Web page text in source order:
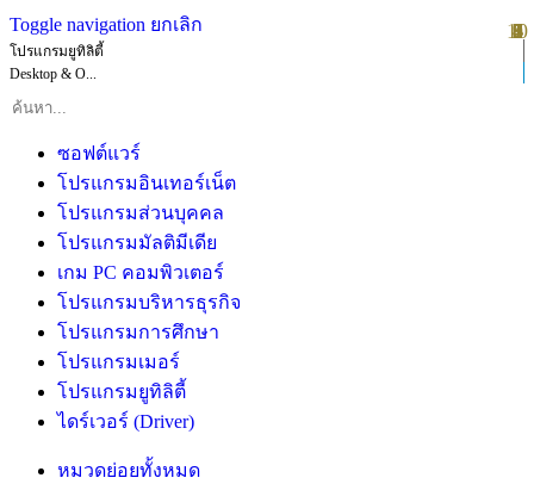
Toggle navigation ยกเลิก
โปรแกรมยูทิลิตี้
Desktop & O...
ซอฟต์แวร์
โปรแกรมอินเทอร์เน็ต
โปรแกรมส่วนบุคคล
โปรแกรมมัลติมีเดีย
เกม PC คอมพิวเตอร์
โปรแกรมบริหารธุรกิจ
โปรแกรมการศึกษา
โปรแกรมเมอร์
โปรแกรมยูทิลิตี้
ไดร์เวอร์ (Driver)
หมวดย่อยทั้งหมด
1
2
3
4
5
6
7
8
9
10